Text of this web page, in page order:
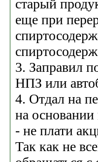
старый
еще при
3. Заправил
НПЗ или
4. Отдал на
на основании
- не плати
Так как не